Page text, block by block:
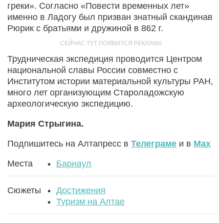
греки». Согласно «Повести временных лет»
именно в Ладогу был призван знатный скандинав
Рюрик с братьями и дружиной в 862 г.
Трудническая экспедиция проводится Центром
национальной славы России совместно с
Институтом истории материальной культуры РАН,
много лет организующим Староладожскую
археологическую экспедицию.
Мария Стрыгина.
Подпишитесь на Алтапресс в Телеграме и в Max
Места Барнаул
Сюжеты
Достижения
Туризм на Алтае